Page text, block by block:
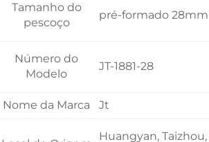
Tamanho do
pescoço
pré-formado 28mm
Número do
Modelo
JT-1881-28
Nome da Marca Jt
Huangyan,